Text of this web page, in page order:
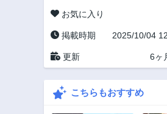
お気に入り
掲載時期 2025/10/04
更新 6ヶ
こちらもおすすめ